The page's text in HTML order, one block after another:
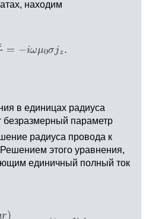
находим
в единицах радиуса
безразмерный параметр
радиуса провода к
этого уравнения,
единичный полный ток